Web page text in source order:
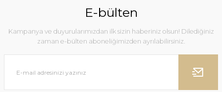
E-bülten
Kampanya ve duyurularımızdan ilk sizin haberiniz olsun! Dilediğiniz
zaman e-bülten aboneliğimizden ayrılabilirsiniz.